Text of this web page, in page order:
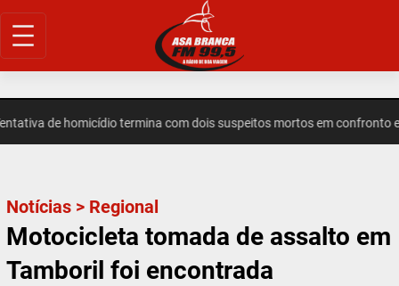
Pular
para
de homicídio termina com dois suspeitos mortos em confronto em
Notícias > Regional
Motocicleta tomada de assalto em
Tamboril foi encontrada